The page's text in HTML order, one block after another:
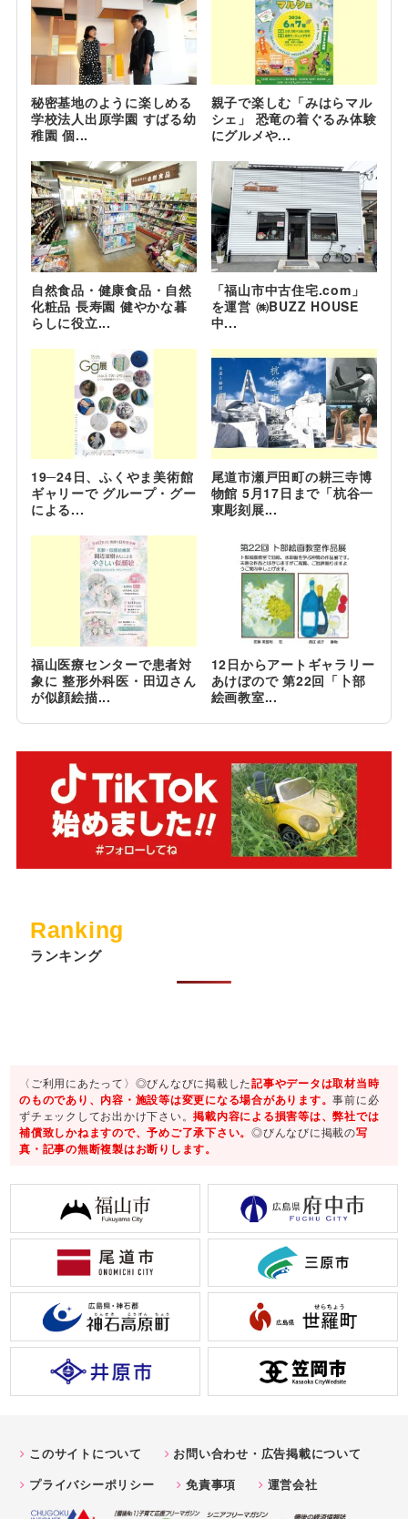
秘密基地のように楽しめる
学校法人出原学園 すばる幼
稚園 個...
親子で楽しむ「みはらマル
シェ」 恐竜の着ぐるみ体験
にグルメや...
自然食品・健康食品・自然
化粧品 長寿園 健やかな暮
らしに役立...
「福山市中古住宅.com」
を運営 ㈱BUZZ HOUSE
中...
19─24日、ふくやま美術館
ギャリーで グループ・グー
による...
尾道市瀬戸田町の耕三寺博
物館 5月17日まで「杭谷一
東彫刻展...
福山医療センターで患者対
象に 整形外科医・田辺さん
が似顔絵描...
12日からアートギャラリー
あけぼので 第22回「卜部
絵画教室...
Ranking
ランキング
〈ご利用にあたって〉◎びんなびに掲載した記事やデータは取材当時
のものであり、内容・施設等は変更になる場合があります。事前に必
ずチェックしてお出かけ下さい。掲載内容による損害等は、弊社では
補償致しかねますので、予めご了承下さい。◎びんなびに掲載の写
真・記事の無断複製はお断りします。
このサイトについて
お問い合わせ・広告掲載について
プライバシーポリシー
免責事項 運営会社